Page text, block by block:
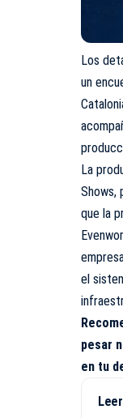
Los
un
La
Shows,
que la
el
pesar
en tu